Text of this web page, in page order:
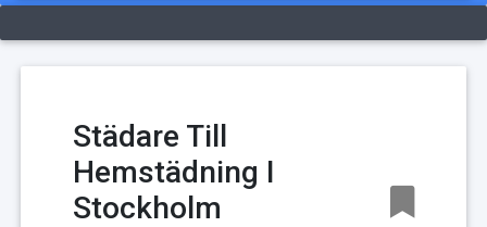
Städare Till
Hemstädning I
Stockholm